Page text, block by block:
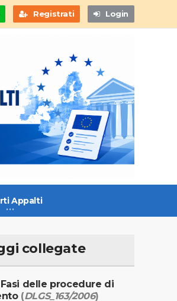
Registrati Login
Appalti
collegate
Fasi delle procedure di
(DLGS_163/2006)